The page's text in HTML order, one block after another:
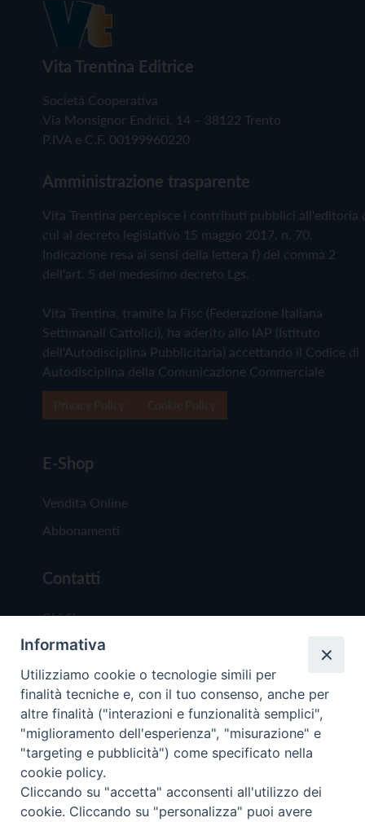
Vita Trentina Editrice
Società Cooperativa
Via Monsignor Endrici, 14 – 38122 Trento
P.IVA e C.F. 00199960220
Amministrazione trasparente
Vita Trentina percepisce i contributi pubblici all'editoria
cui al decreto legislativo 15 maggio 2017, n. 70.
Indicazione resa ai sensi della lettera f) del comma 2
dell'art. 5 del medesimo decreto Lgs.
Vita Trentina, tramite la Fisc (Federazione Italiana
Settimanali Cattolici), ha aderito allo IAP (Istituto
dell'Autodisciplina Pubblicitaria) accettando il Codice di
Autodisciplina della Comunicazione Commerciale
E-Shop
Vendita Online
Abbonamenti
Contatti
Chi Siamo
Redazione
Scrivici
Copyright © 2019 - Tutti i diritti riservati - Vita
Trentina Editrice
Informativa
Utilizziamo cookie o tecnologie simili per
finalità tecniche e, con il tuo consenso, anche per
altre finalità ("interazioni e funzionalità semplici",
"miglioramento dell'esperienza", "misurazione" e
"targeting e pubblicità") come specificato nella
cookie policy.
Cliccando su "accetta" acconsenti all'utilizzo dei
cookie. Cliccando su "personalizza" puoi avere